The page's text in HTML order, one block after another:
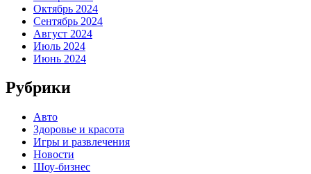
Октябрь 2024
Сентябрь 2024
Август 2024
Июль 2024
Июнь 2024
Рубрики
Авто
Здоровье и красота
Игры и развлечения
Новости
Шоу-бизнес